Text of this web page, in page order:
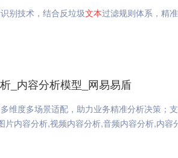
别技术，结合反垃圾文本过滤规则体系，精
_内容分析模型_网易易盾
维度多场景适配，助力业务精准分析决策；
片内容分析,视频内容分析,音频内容分析,内